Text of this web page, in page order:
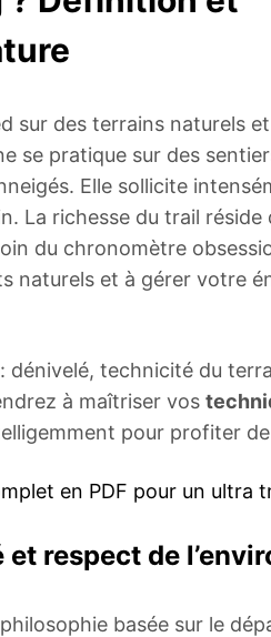
sur des terrains naturels
se pratique sur des
Elle sollicite
La richesse du trail réside
du chronomètre
naturels et à gérer votre
dénivelé, technicité du
à maîtriser vos
pour profiter de
en PDF pour un ultra
respect de
basée sur le